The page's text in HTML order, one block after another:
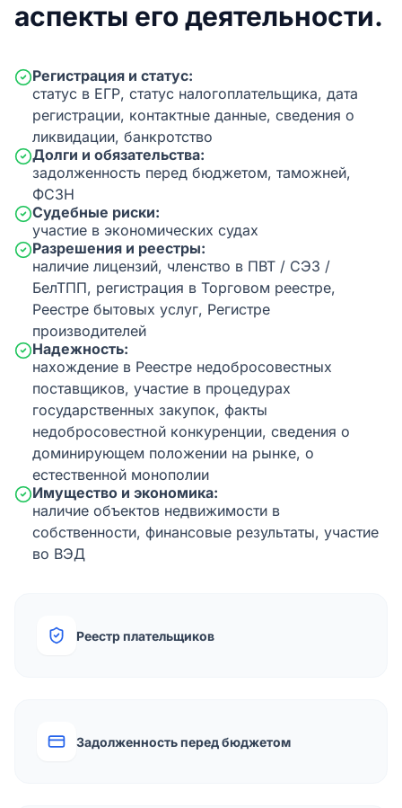
аспекты его деятельности.
Регистрация и статус:
статус в ЕГР, статус налогоплательщика, дата
регистрации, контактные данные, сведения о
ликвидации, банкротство
Долги и обязательства:
задолженность перед бюджетом, таможней,
ФСЗН
Судебные риски:
участие в экономических судах
Разрешения и реестры:
наличие лицензий, членство в ПВТ / СЭЗ /
БелТПП, регистрация в Торговом реестре,
Реестре бытовых услуг, Регистре
производителей
Надежность:
нахождение в Реестре недобросовестных
поставщиков, участие в процедурах
государственных закупок, факты
недобросовестной конкуренции, сведения о
доминирующем положении на рынке, о
естественной монополии
Имущество и экономика:
наличие объектов недвижимости в
собственности, финансовые результаты, участие
во ВЭД
Реестр плательщиков
Задолженность перед бюджетом